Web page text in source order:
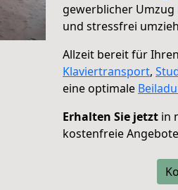
gewerblicher Umzug
und stressfrei
Allzeit bereit für Ihren
Klaviertransport,
eine optimale
Erhalten Sie jetzt in
kostenfreie